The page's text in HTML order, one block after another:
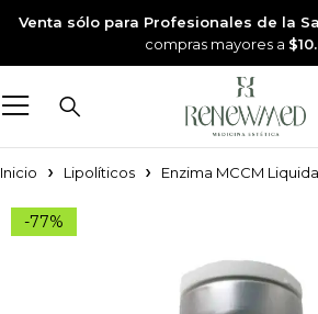
Venta sólo para Profesionales de la
compras mayores a
Inicio Lipolíticos Enzima MCCM Liquida
-77%